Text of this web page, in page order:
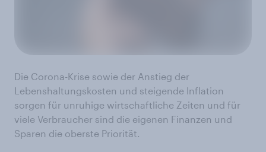
Die Corona-Krise sowie der Anstieg der
Lebenshaltungskosten und steigende Inflation
sorgen für unruhige wirtschaftliche Zeiten und für
viele Verbraucher sind die eigenen Finanzen und
Sparen die oberste Priorität.